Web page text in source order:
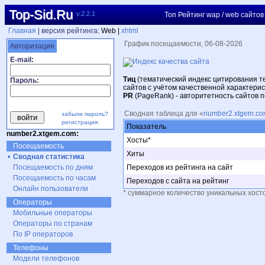
Top-Sid.Ru v.2.2.1
Топ Рейтинг wap / web сайтов
Главная
| версия рейтинга: Web | xhtml
Авторизация
E-mail:
Пароль:
забыли пароль?
регистрация
number2.xtgem.com:
Посещаемость
• Сводная статистика
Посещаемость по дням
Посещаемость по часам
Онлайн пользователи
Операторы
Мобильные операторы
Операторы по странам
По IP операторов
Телефоны
Модели телефонов
График посещаемости, 06-08-2026
Тиц(тематический индекс цитирования
сайтов с учётом качественной
PR (PageRank) - авторитетность
Сводная таблица для «
Показатель
Хосты*
Хиты
Переходов из рейтинга на сайт
Переходов с сайта на рейтинг
* суммарное количество уникальных